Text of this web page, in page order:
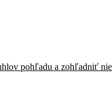
pohľadu a zohľadniť